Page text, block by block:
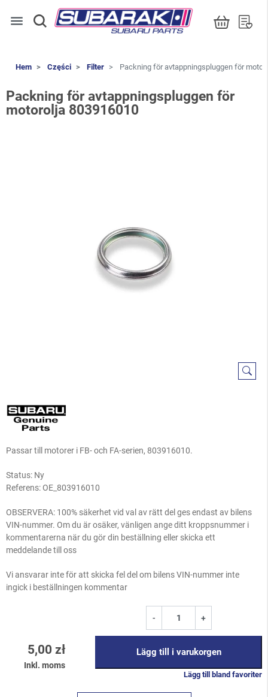
menu
Hem Części Filter Packning för avtappningspluggen för
Packning för avtappningspluggen för
motorolja 803916010
Passar till motorer i FB- och FA-serien, 803916010.
Status: Ny
Referens:OE_803916010
OBSERVERA: 100% säkerhet vid val av rätt del ges endast av bilens
VIN-nummer. Om du är osäker, vänligen ange ditt kroppsnummer i
kommentarerna när du gör din beställning eller skicka ett
meddelande till oss
Vi ansvarar inte för att skicka fel del om bilens VIN-nummer inte
ingick i beställningen kommentar
5,00 zł
Inkl. moms
- +
Lägg till i varukorgen
Lägg till bland favoriter